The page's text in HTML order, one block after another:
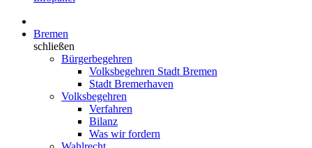
Bremen
schließen
Bürgerbegehren
Volksbegehren Stadt Bremen
Stadt Bremerhaven
Volksbegehren
Verfahren
Bilanz
Was wir fordern